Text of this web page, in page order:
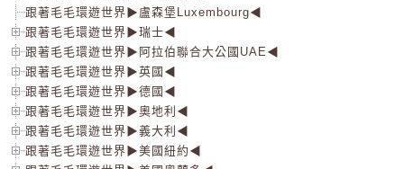
跟著毛毛環遊世界▶盧森堡Luxembourg◀
跟著毛毛環遊世界▶瑞士◀
跟著毛毛環遊世界▶阿拉伯聯合大公國UAE◀
跟著毛毛環遊世界▶英國◀
跟著毛毛環遊世界▶德國◀
跟著毛毛環遊世界▶奧地利◀
跟著毛毛環遊世界▶義大利◀
跟著毛毛環遊世界▶美國紐約◀